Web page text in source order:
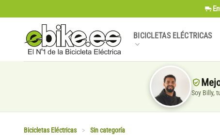
al
contenido
BICICLETAS ELÉCTRICAS
Soy Billy,
Bicicletas Eléctricas > Sin categoría